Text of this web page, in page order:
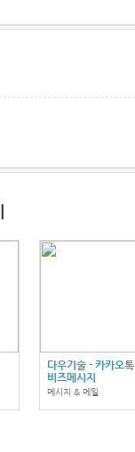
다우기술 - 카카오톡
비즈메시지
메시지 & 메일